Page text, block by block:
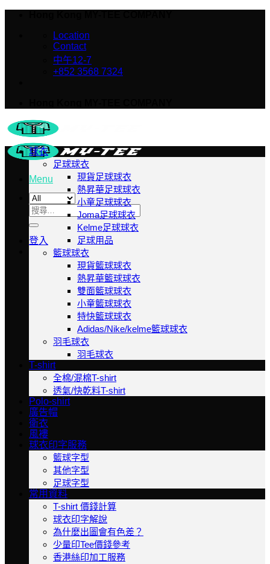
Location
Contact
中午12-7
+852 3568 7324
Menu
搜
尋
關
登入
球衣
足球球衣
現貨足球球衣
熱昇華足球球衣
小童足球球衣
Joma足球球衣
Kelme足球球衣
足球用品
籃球球衣
現貨籃球球衣
熱昇華籃球球衣
雙面籃球球衣
小童籃球球衣
特快籃球球衣
Adidas/Nike/kelme籃球球衣
羽毛球衣
羽毛球衣
T-shirt
全棉/混棉T-shirt
透氣/快乾料T-shirt
Polo-shirt
廣告帽
衛衣
風褸
球衣印字服務
籃球字型
其他字型
足球字型
常用資料
T-shirt 價錢計算
球衣印字解說
為什麼出圖會有色差？
少量印Tee價錢參考
香港絲印加工服務